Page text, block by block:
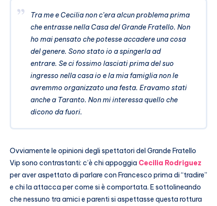
Tra me e Cecilia non c’era alcun problema prima
che entrasse nella Casa del Grande Fratello. Non
ho mai pensato che potesse accadere una cosa
del genere. Sono stato io a spingerla ad
entrare. Se ci fossimo lasciati prima del suo
ingresso nella casa io e la mia famiglia non le
avremmo organizzato una festa. Eravamo stati
anche a Taranto. Non mi interessa quello che
dicono da fuori.
Ovviamente le opinioni degli spettatori del Grande Fratello
Vip sono contrastanti: c’è chi appoggia Cecilia Rodriguez
per aver aspettato di parlare con Francesco prima di “tradire”
e chi la attacca per come si è comportata. E sottolineando
che nessuno tra amici e parenti si aspettasse questa rottura